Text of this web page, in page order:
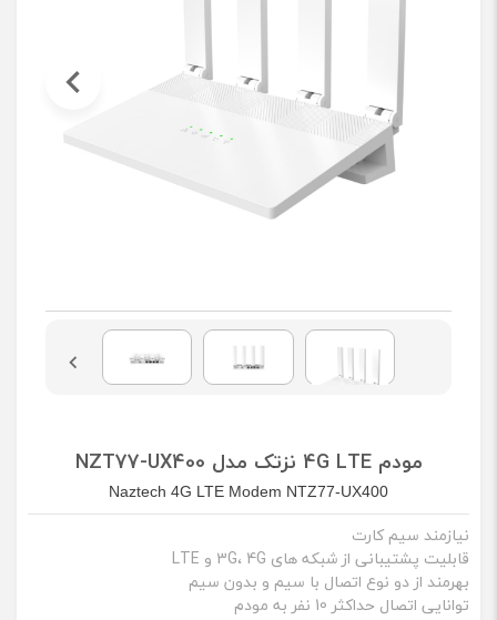
مودم 4G LTE نزتک مدل NZT77-UX400
Naztech 4G LTE Modem NTZ77-UX400
نیازمند سیم کارت
قابلیت پشتیبانی از شبکه های 3G، 4G و LTE
بهرمند از دو نوع اتصال با سیم و بدون سیم
توانایی اتصال حداکثر 10 نفر به مودم